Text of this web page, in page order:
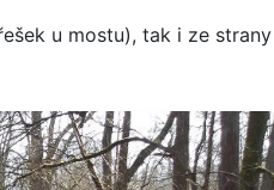
u mostu), tak i ze strany